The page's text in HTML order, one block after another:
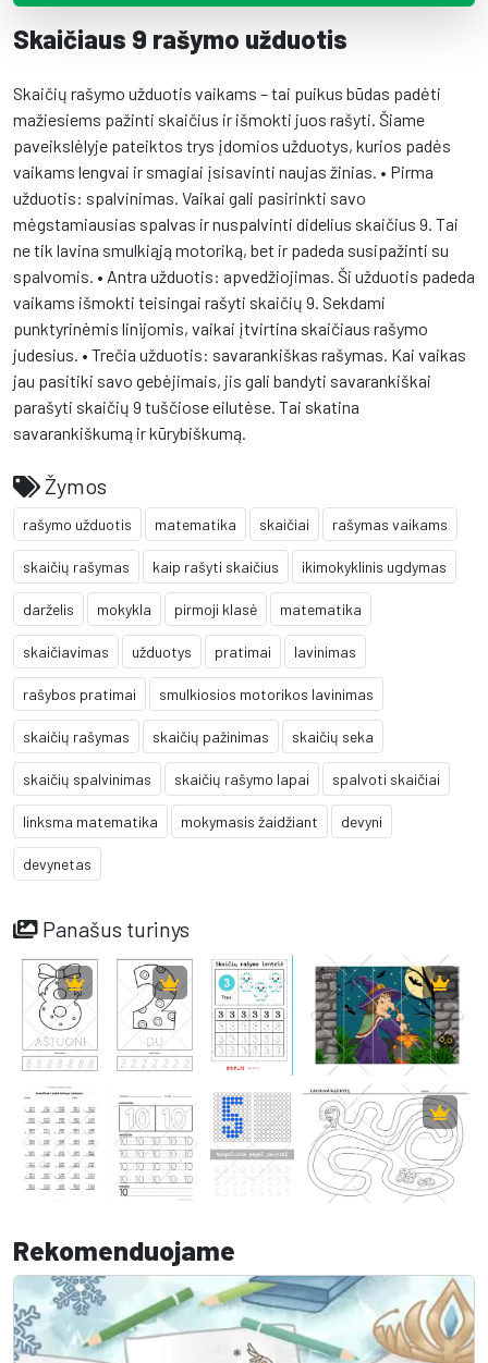
Skaičiaus 9 rašymo užduotis
Skaičių rašymo užduotis vaikams – tai puikus būdas padėti
mažiesiems pažinti skaičius ir išmokti juos rašyti. Šiame
paveikslėlyje pateiktos trys įdomios užduotys, kurios padės
vaikams lengvai ir smagiai įsisavinti naujas žinias. • Pirma
užduotis: spalvinimas. Vaikai gali pasirinkti savo
mėgstamiausias spalvas ir nuspalvinti didelius skaičius 9. Tai
ne tik lavina smulkiąją motoriką, bet ir padeda susipažinti su
spalvomis. • Antra užduotis: apvedžiojimas. Ši užduotis padeda
vaikams išmokti teisingai rašyti skaičių 9. Sekdami
punktyrinėmis linijomis, vaikai įtvirtina skaičiaus rašymo
judesius. • Trečia užduotis: savarankiškas rašymas. Kai vaikas
jau pasitiki savo gebėjimais, jis gali bandyti savarankiškai
parašyti skaičių 9 tuščiose eilutėse. Tai skatina
savarankiškumą ir kūrybiškumą.
Žymos
rašymo užduotis matematika skaičiai rašymas vaikams
skaičių rašymas kaip rašyti skaičius ikimokyklinis ugdymas
darželis mokykla pirmoji klasė matematika
skaičiavimas užduotys pratimai lavinimas
rašybos pratimai smulkiosios motorikos lavinimas
skaičių rašymas skaičių pažinimas skaičių seka
skaičių spalvinimas skaičių rašymo lapai spalvoti skaičiai
linksma matematika mokymasis žaidžiant devyni
devynetas
Panašus turinys
Rekomenduojame